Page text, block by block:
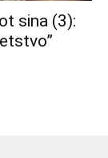
sina (3):